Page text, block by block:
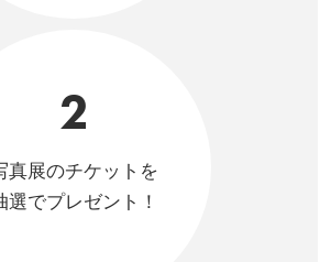
2
真展のチケットを
選でプレゼント！